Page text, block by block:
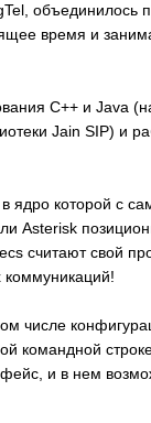
объединилось
время и
C++ и Java
Jain SIP) и
ядро которой с
Asterisk
считают свой
числе
командной
и в нем